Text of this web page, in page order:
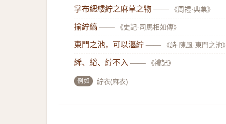
掌布緦縷紵之麻草之物 —— 《周禮·典枲》
揄紵縞 —— 《史記·司馬相如傳》
東門之池，可以漚紵 —— 《詩·陳風·東門之池》
絺、綌、紵不入 —— 《禮記》
例如 紵衣(麻衣)